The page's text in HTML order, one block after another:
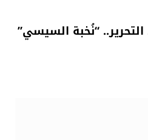
“نُخبة السيسي”